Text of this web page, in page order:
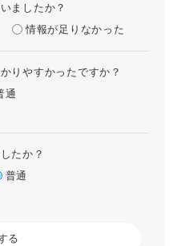
ましたか？
情報が足りなかった
りやすかったですか？
通
たか？
普通